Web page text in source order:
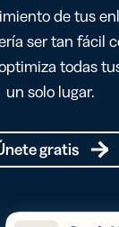
de tus
ser tan fácil
todas
un solo lugar.
gratis